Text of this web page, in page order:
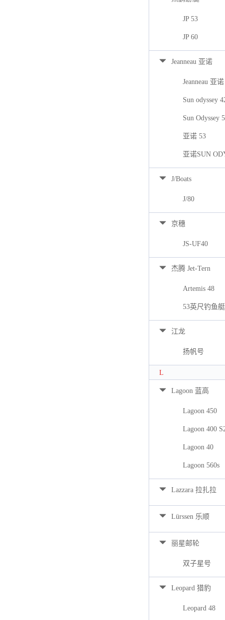
JP 53
JP 60
Jeanneau 亚诺
Jeanneau 亚
Sun odyssey
Sun Odyssey
亚诺 53
亚诺SUN
J/Boats
J/80
京穗
JS-UF40
杰腾 Jet-Tern
Artemis 48
53英尺钓鱼艇
江龙
扬帆号
L
Lagoon 蓝高
Lagoon 450
Lagoon 400
Lagoon 40
Lagoon 560s
Lazzara 拉扎拉
Lürssen 乐顺
丽星邮轮
双子星号
Leopard 猎豹
Leopard 48